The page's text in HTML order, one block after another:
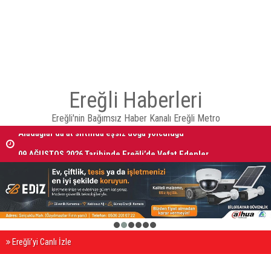
Ereğli Haberleri
Ereğli'nin Bağımsız Haber Kanalı Ereğli Metro
2 3 4 5 6
Ereğli’yi Canlı İzle